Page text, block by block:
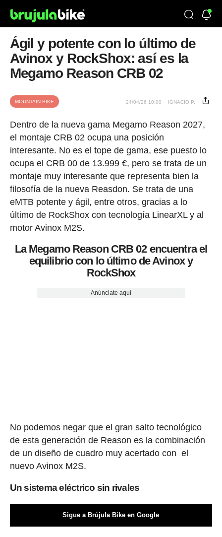
Ágil y potente con lo último de
Avinox y RockShox: así es la
Megamo Reason CRB 02
MOUNTAIN BIKE 24/04/26 10:00 IGNACIO P.
Dentro de la nueva gama Megamo Reason 2027,
el montaje CRB 02 ocupa una posición
interesante. No es el tope de gama, ese puesto lo
ocupa el CRB 00 de 13.999 €, pero se trata de un
montaje muy interesante que representa bien la
filosofía de la nueva Reasdon. Se trata de una
eMTB potente y ágil, entre otros, gracias a lo
último de RockShox con tecnología LinearXL y al
motor Avinox M2S.
La Megamo Reason CRB 02 encuentra el
equilibrio con lo último de Avinox y
RockShox
Anúnciate aquí
No podemos negar que el gran salto tecnológico
de esta generación de Reason es la combinación
de un diseño de cuadro muy acertado con el
nuevo Avinox M2S.
Un sistema eléctrico sin rivales
Sigue a Brújula Bike en Google